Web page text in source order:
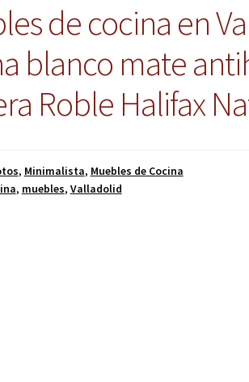
de cocina en
blanco mate
Roble Halifax
, Minimalista, Muebles de Cocina
, muebles, Valladolid